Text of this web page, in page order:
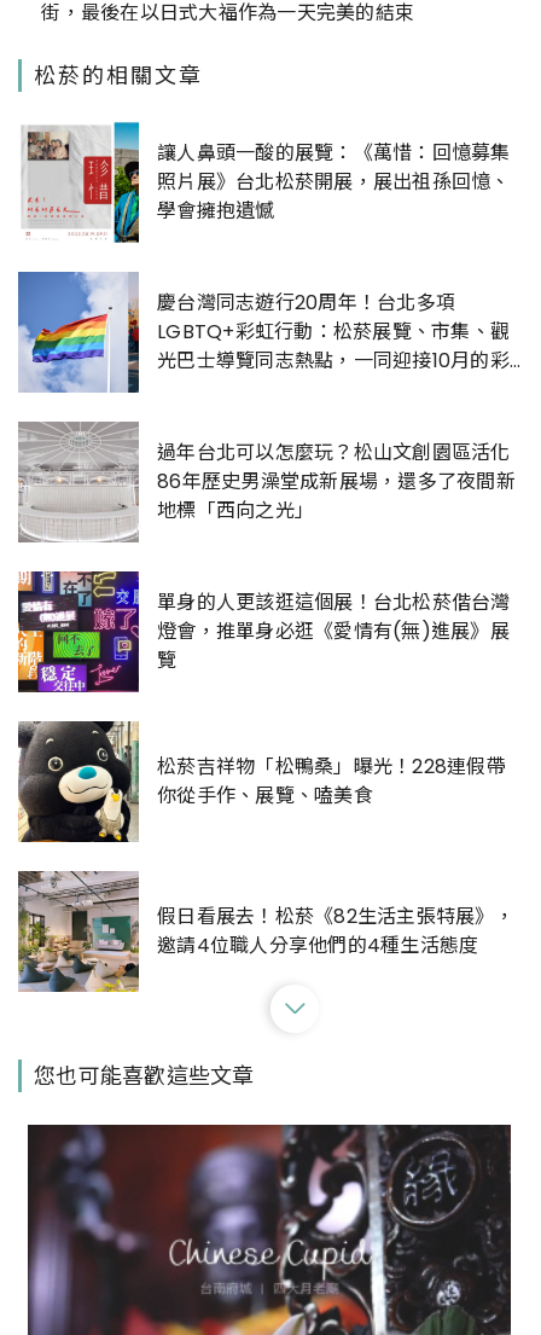
街，最後在以日式大福作為一天完美的結束
松菸的相關文章
讓人鼻頭一酸的展覽：《萬惜：回憶募集
照片展》台北松菸開展，展出祖孫回憶、
學會擁抱遺憾
慶台灣同志遊行20周年！台北多項
LGBTQ+彩虹行動：松菸展覽、市集、觀
光巴士導覽同志熱點，一同迎接10月的彩
過年台北可以怎麼玩？松山文創園區活化
86年歷史男澡堂成新展場，還多了夜間新
地標「西向之光」
單身的人更該逛這個展！台北松菸偕台灣
燈會，推單身必逛《愛情有(無)進展》展
覽
松菸吉祥物「松鴨桑」曝光！228連假帶
你從手作、展覽、嗑美食
假日看展去！松菸《82生活主張特展》，
邀請4位職人分享他們的4種生活態度
「Island133」！凌宗湧更曾在此主策《可
滿滿都是Kpop的韓流歐吧！韓國最夯
《D'FESTA》7月松菸開展，3大展區紀錄
BTS等韓團實錄
您也可能喜歡這些文章